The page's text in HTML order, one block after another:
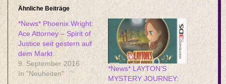
Ähnliche Beiträge
*News* Phoenix Wright:
Ace Attorney – Spirit of
Justice seit gestern auf
dem Markt
9. September 2016
In "Neuheiten"
*News* LAYTON’S
MYSTERY JOURNEY: